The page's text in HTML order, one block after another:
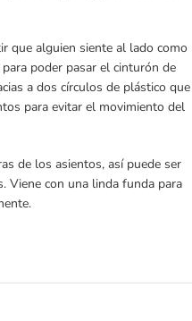
que alguien siente al lado como
poder pasar el cinturón de
a dos círculos de plástico que
para evitar el movimiento del
de los asientos, así puede ser
Viene con una linda funda para